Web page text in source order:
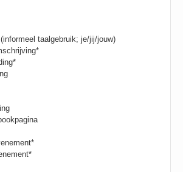
taalgebruik; je/jij/jouw)